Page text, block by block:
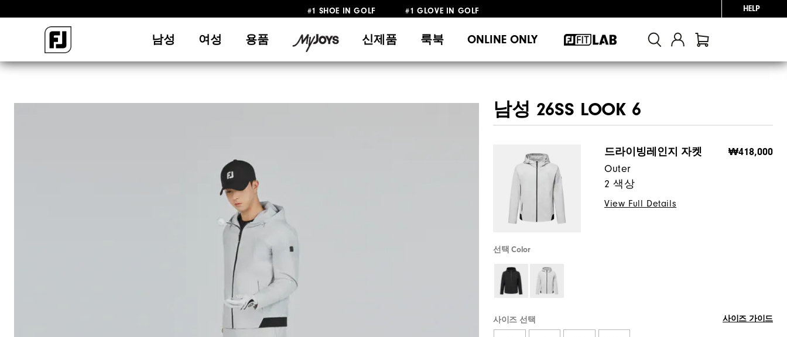
#1 SHOE IN GOLF #1 GLOVE IN GOLF HELP
남성 여성 용품 신제품 룩북 ONLINE ONLY
남성 26SS LOOK 6
드라이빙레인지 자켓
Outer
2 색상
₩418,000
View Full Details
선택 Color
사이즈 선택 사이즈 가이드